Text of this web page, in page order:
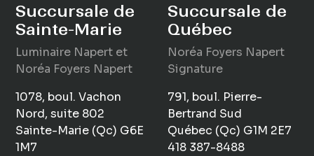
Succursale de
Sainte-Marie
Luminaire Napert et
Noréa Foyers Napert
1078, boul. Vachon
Nord, suite 802
Sainte-Marie (Qc) G6E
1M7
Succursale de
Québec
Noréa Foyers Napert
Signature
791, boul. Pierre-
Bertrand Sud
Québec (Qc) G1M 2E7
418 387-8488